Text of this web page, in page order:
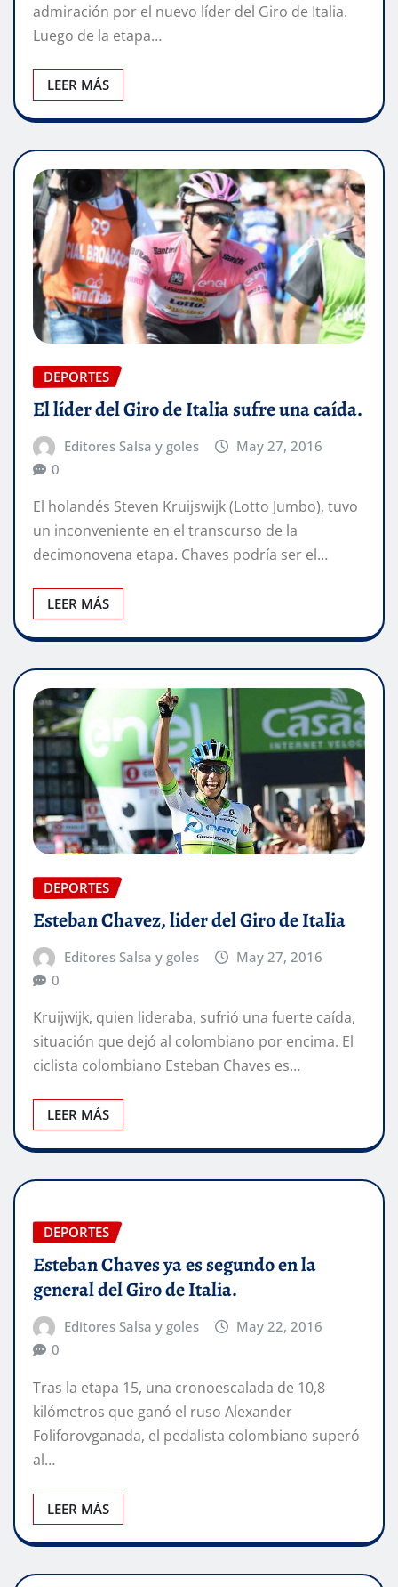
admiración por el nuevo líder del Giro de Italia.
Luego de la etapa…
LEER MÁS
DEPORTES
El líder del Giro de Italia sufre una caída.
Editores Salsa y goles
May 27, 2016
0
El holandés Steven Kruijswijk (Lotto Jumbo), tuvo
un inconveniente en el transcurso de la
decimonovena etapa. Chaves podría ser el…
LEER MÁS
DEPORTES
Esteban Chavez, lider del Giro de Italia
Editores Salsa y goles
May 27, 2016
0
Kruijwijk, quien lideraba, sufrió una fuerte caída,
situación que dejó al colombiano por encima. El
ciclista colombiano Esteban Chaves es…
LEER MÁS
DEPORTES
Esteban Chaves ya es segundo en la
general del Giro de Italia.
Editores Salsa y goles
May 22, 2016
0
Tras la etapa 15, una cronoescalada de 10,8
kilómetros que ganó el ruso Alexander
Foliforovganada, el pedalista colombiano superó
al…
LEER MÁS